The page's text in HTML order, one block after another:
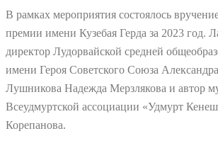
В рамках мероприятия состоялось
премии имени Кузебая Герда за 2023 год.
директор Лудорвайской средней
имени Героя Советского Союза
Лушникова Надежда Мерзлякова и автор
Всеудмуртской ассоциации «Удмурт
Корепанова.